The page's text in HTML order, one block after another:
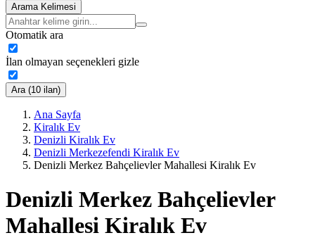
Arama Kelimesi
Otomatik ara
İlan olmayan seçenekleri gizle
Ara (10 ilan)
Ana Sayfa
Kiralık Ev
Denizli Kiralık Ev
Denizli Merkezefendi Kiralık Ev
Denizli Merkez Bahçelievler Mahallesi Kiralık Ev
Denizli Merkez Bahçelievler
Mahallesi Kiralık Ev